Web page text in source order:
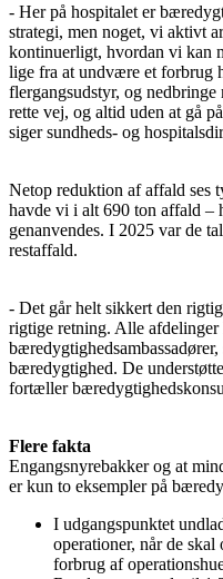
- Her på hospitalet er
strategi, men noget, vi aktivt
kontinuerligt, hvordan vi kan
lige fra at undvære et forbrug
flergangsudstyr, og
rette vej, og altid uden at gå
siger sundheds- og
Netop reduktion af affald ses
havde vi i alt 690 ton affald –
genanvendes. I 2025 var de
restaffald.
- Det går helt sikkert den
rigtige retning. Alle afdelinger
bæredygtighed. De
fortæller
Flere fakta
Engangsnyrebakker og at
er kun to eksempler på
I udgangspunktet
operationer, når de
forbrug af